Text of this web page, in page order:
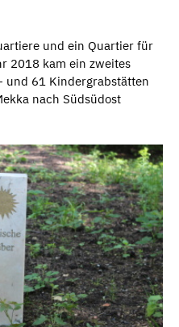
und ein Quartier für
2018 kam ein zweites
und 61 Kindergrabstätten
nach Südsüdost